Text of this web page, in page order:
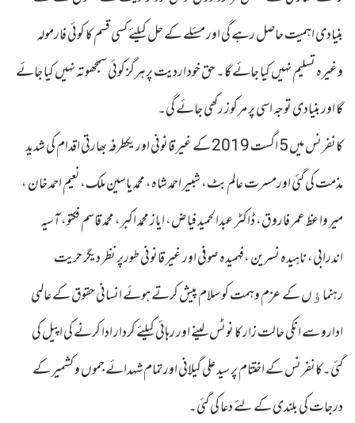
بنیادی اہمیت حاصل رہے گی اور مسئلے کے حل کیلئے کسی قسم کا کوئی فارمولہ
وغیرہ تسلیم نہیں کیا جائے گا۔ حق خود اردیت پر ہرگز کوئی سمجھوتہ نہیں کیا جائے
گا اور بنیادی توجہ اسی پر مرکوز رکھی جائے گی۔
کانفرنس میں 5 اگست 2019 کے غیر قانونی اور یکطرفہ بھارتی اقدام کی شدید
مذمت کی گئی اورمسرت عالم بٹ، شبیر احمد شاہ، محمد یاسین ملک،نعیم احمد خان ،
میر واعظ عمر فاروق، ڈاکٹر عبدالحمید فیاض، ایاز محمد اکبر، محمد قاسم فکتو، آسیہ
اندرابی، ناہیدہ نسرین ،فہمیدہ صوفی اور غیر قانونی طورپر نظر دیگر حریت
رہنماﺅں کے عزم وہمت کو سلام پیش کرتے ہوئے انسانی حقوق کے عالمی
ادارو سے انکی حالت زار کا نوٹس لینے اور رہائی کیلئے کردار ادا کرنے کی اپیل کی
گئی۔کانفرنس کے اختتام پر سید علی گیلانی اور تمام شہدائے جموں و کشمیر کے
درجات کی بلندی کے لئے دعا کی گئی۔